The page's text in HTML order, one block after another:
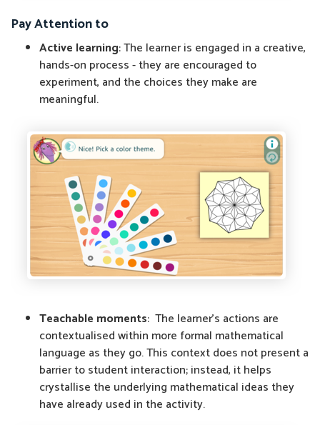
Pay Attention to
Active learning: The learner is engaged in a creative,
hands-on process - they are encouraged to
experiment, and the choices they make are
meaningful.
Teachable moments: The learner's actions are
contextualised within more formal mathematical
language as they go. This context does not present a
barrier to student interaction; instead, it helps
crystallise the underlying mathematical ideas they
have already used in the activity.